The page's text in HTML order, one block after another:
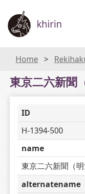
khirin
Home Rekihaku
東京二六新聞
ID
H-1394-500
name
東京二六新聞（明
alternatename